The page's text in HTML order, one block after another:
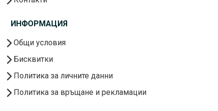
ИНФОРМАЦИЯ
Общи условия
Бисквитки
Политика за личните данни
Политика за връщане и рекламации